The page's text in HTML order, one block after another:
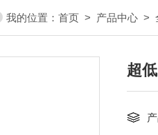
我的位置： 首页 > 产品中心 >
超